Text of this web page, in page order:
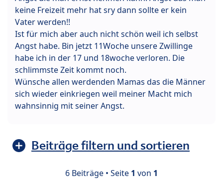
keine Freizeit mehr hat sry dann sollte er kein
Vater werden!!
Ist für mich aber auch nicht schön weil ich selbst
Angst habe. Bin jetzt 11Woche unsere Zwillinge
habe ich in der 17 und 18woche verloren. Die
schlimmste Zeit kommt noch.
Wünsche allen werdenden Mamas das die Männer
sich wieder einkriegen weil meiner Macht mich
wahnsinnig mit seiner Angst.
Beiträge filtern und sortieren
6 Beiträge • Seite 1 von 1